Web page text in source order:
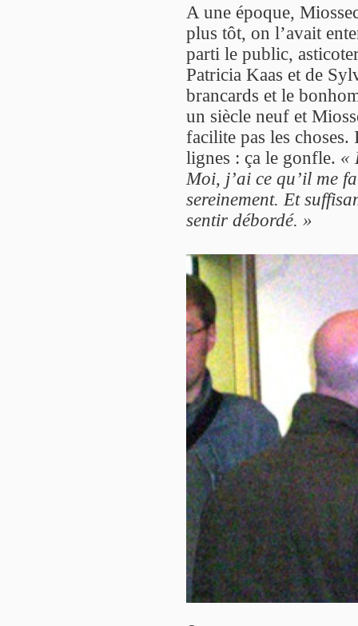
A une époque,
plus tôt, on l’avait
parti le public,
Patricia Kaas et de
brancards et le
un siècle neuf et
facilite pas les
lignes : ça le gonfle. «
Moi, j’ai ce qu’il me
sereinement. Et
sentir débordé. »